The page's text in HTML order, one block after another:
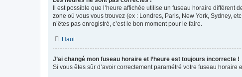
Il est possible que l’heure affichée utilise un fuseau horaire différent
zone où vous vous trouvez (ex : Londres, Paris, New York, Sydney,
n’êtes pas enregistré, c’est le bon moment pour le faire.
Haut
J’ai changé mon fuseau horaire et l’heure est toujours incorrecte !
Si vous êtes sûr d’avoir correctement paramétré votre fuseau